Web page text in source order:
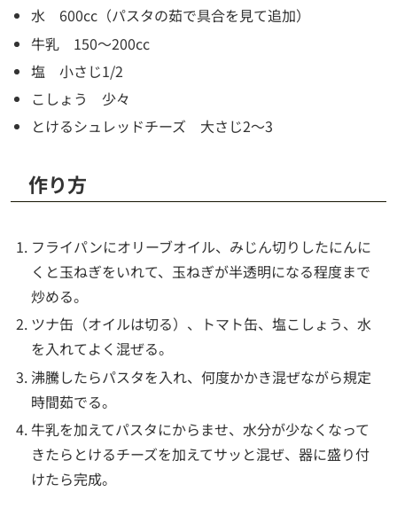
水 600cc（パスタの茹で具合を見て追加）
牛乳 150～200cc
塩 小さじ1/2
こしょう 少々
とけるシュレッドチーズ 大さじ2～3
作り方
フライパンにオリーブオイル、みじん切りしたにんに
くと玉ねぎをいれて、玉ねぎが半透明になる程度まで
炒める。
ツナ缶（オイルは切る）、トマト缶、塩こしょう、水
を入れてよく混ぜる。
沸騰したらパスタを入れ、何度かかき混ぜながら規定
時間茹でる。
牛乳を加えてパスタにからませ、水分が少なくなって
きたらとけるチーズを加えてサッと混ぜ、器に盛り付
けたら完成。